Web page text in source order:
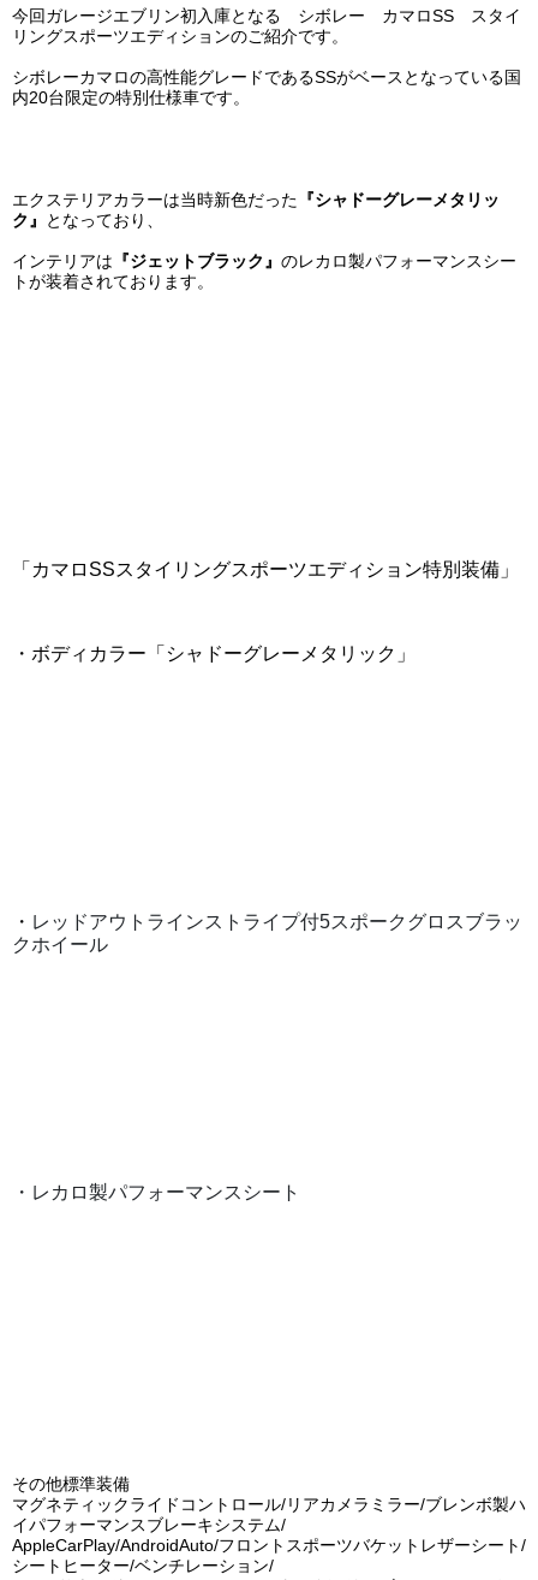
今回ガレージエブリン初入庫となる シボレー カマロSS スタイ
リングスポーツエディションのご紹介です。
シボレーカマロの高性能グレードであるSSがベースとなっている国
内20台限定の特別仕様車です。
エクステリアカラーは当時新色だった 『シャドーグレーメタリッ
ク』
となっており、
インテリアは 『ジェットブラック』 のレカロ製パフォーマンスシー
トが装着されております。
「カマロSSスタイリングスポーツエディション特別装備」
・ボディカラー「シャドーグレーメタリック」
・ レッドアウトラインストライプ付5スポークグロスブラッ
クホイール
・レカロ製パフォーマンスシート
その他標準装備
マグネティックライドコントロール/リアカメラミラー/ブレンボ製ハ
イパフォーマンスブレーキシステム/
AppleCarPlay/AndroidAuto/フロントスポーツバケットレザーシート/
シートヒーター/ベンチレーション/